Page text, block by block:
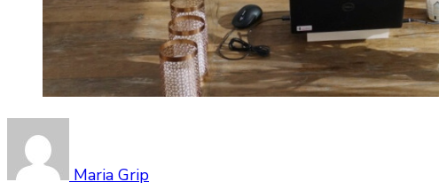
Maria Grip